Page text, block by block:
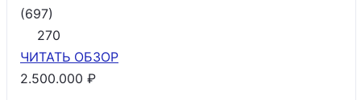
(697)
270
ЧИТАТЬ ОБЗОР
2.500.000 ₽